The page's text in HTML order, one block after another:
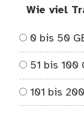
Wie viel
0 bis 50
51 bis 100
101 bis